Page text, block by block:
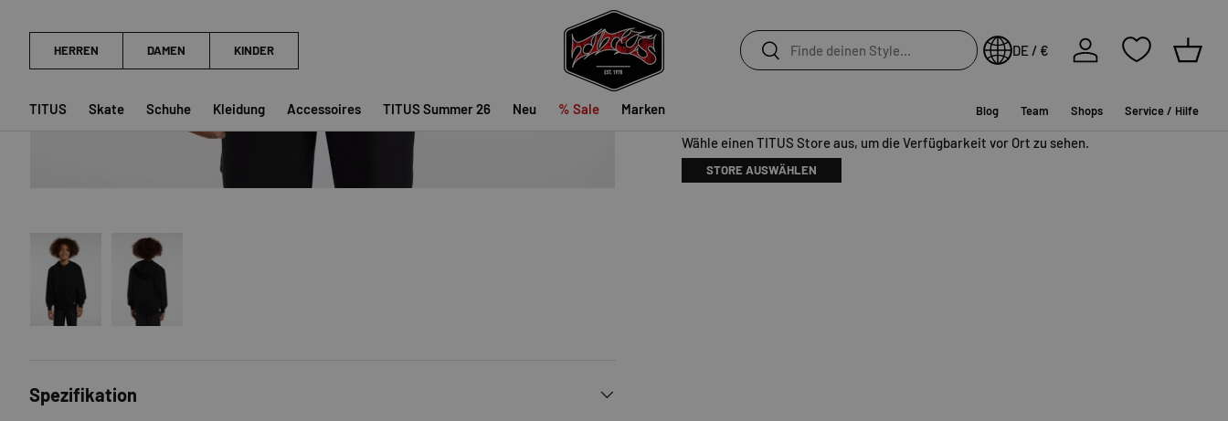
Suchen
Suchen DE / €
Einloggen
TITUS Skate Schuhe Kleidung Accessoires TITUS Summer 26 Neu % Sale Marken Blog Team Shops Service / Hilfe
Bild 1 in Galerieansicht ladenBild 2 in Galerieansicht laden
In die Wunschliste
Wähle einen TITUS Store aus, um die Verfügbarkeit vor Ort zu sehen.
STORE AUSWÄHLEN
Spezifikation